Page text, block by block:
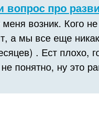
вопрос про
возник. Кого
а мы все еще
. Ест плохо,
понятно, ну это